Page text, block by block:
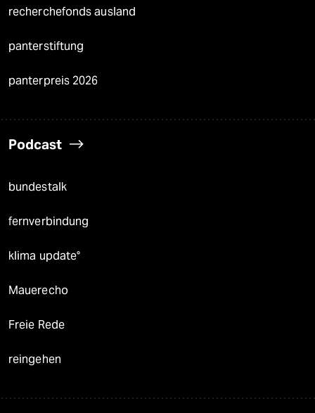
recherchefonds ausland
panterstiftung
panterpreis 2026
Podcast
bundestalk
fernverbindung
klima update°
Mauerecho
Freie Rede
reingehen